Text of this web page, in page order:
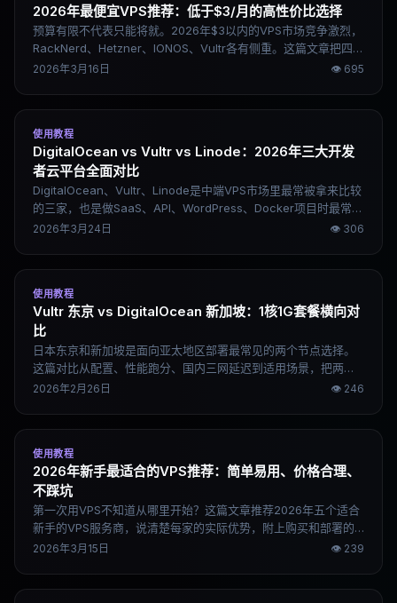
2026年最便宜VPS推荐：低于$3/月的高性价比选择
预算有限不代表只能将就。2026年$3以内的VPS市场竞争激烈，
RackNerd、Hetzner、IONOS、Vultr各有侧重。这篇文章把四个
真实可用的低价选项说清楚，帮你按需求选到合适的一台。
2026年3月16日 👁 695
使用教程
DigitalOcean vs Vultr vs Linode：2026年三大开发
者云平台全面对比
DigitalOcean、Vultr、Linode是中端VPS市场里最常被拿来比较
的三家，也是做SaaS、API、WordPress、Docker项目时最常被
推荐的选择。这篇文章从性能、稳定性、价格、生态四个维度做
2026年3月24日 👁 306
使用教程
Vultr 东京 vs DigitalOcean 新加坡：1核1G套餐横向对
比
日本东京和新加坡是面向亚太地区部署最常见的两个节点选择。
这篇对比从配置、性能跑分、国内三网延迟到适用场景，把两个
机房的实际差异说清楚，帮你选对节点。
2026年2月26日 👁 246
使用教程
2026年新手最适合的VPS推荐：简单易用、价格合理、
不踩坑
第一次用VPS不知道从哪里开始？这篇文章推荐2026年五个适合
新手的VPS服务商，说清楚每家的实际优势，附上购买和部署的
完整流程，帮你跳过常见坑。
2026年3月15日 👁 239